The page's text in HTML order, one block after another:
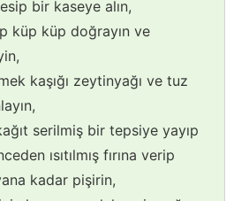
bir kaseye alın,
küp küp doğrayın ve
kaşığı zeytinyağı ve tuz
serilmiş bir tepsiye yayıp
ısıtılmış fırına verip
kadar pişirin,